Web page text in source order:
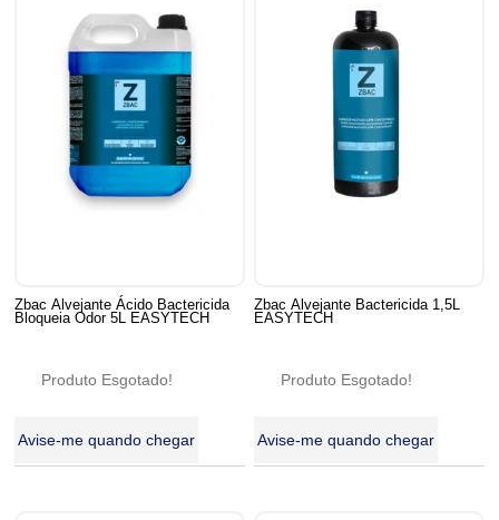
Zbac Alvejante Ácido Bactericida
Bloqueia Odor 5L EASYTECH
Produto Esgotado!
Avise-me quando chegar
Zbac Alvejante Bactericida 1,5L
EASYTECH
Produto Esgotado!
Avise-me quando chegar